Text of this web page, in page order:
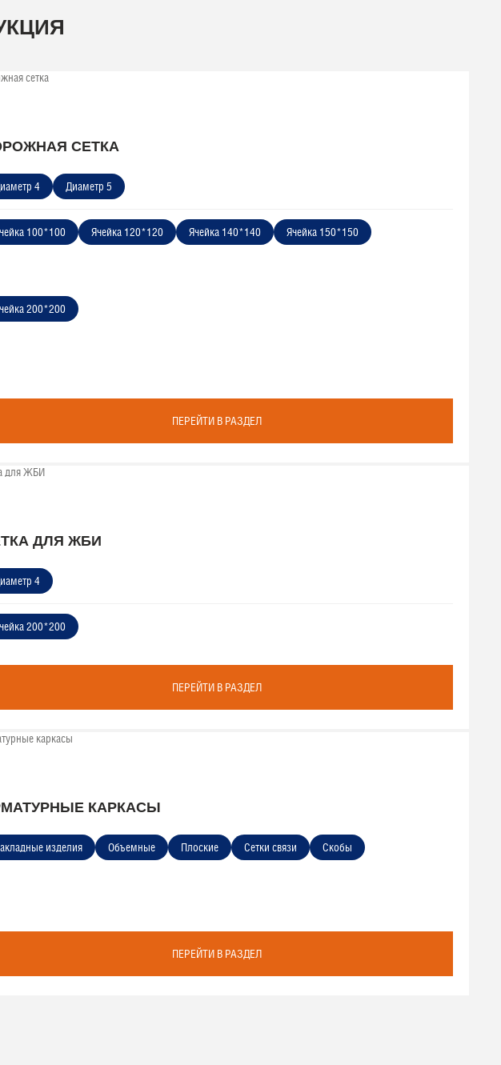
СЕТКА
ПЕРЕЙТИ В РАЗДЕЛ
4 Диаметр 5
100*100 Ячейка 120*120 Ячейка 140*140 Ячейка 150*150
200*200
ДЛЯ ЖБИ
ПЕРЕЙТИ В РАЗДЕЛ
4
200*200
КАРКАСЫ
ПЕРЕЙТИ В РАЗДЕЛ
изделия Объемные Плоские Сетки связи Скобы